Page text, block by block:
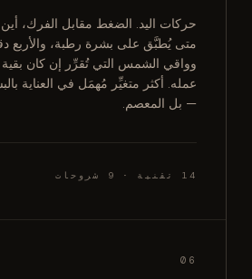
حركات اليد. الضغط مقابل الفرك، أين
متى يُطبَّق على بشرة رطبة، والأربع
وواقي الشمس التي تُقرِّر إن كان
عمله. أكثر متغيِّر مُهمَل في العناية
— بل المعصم.
14 تقنية · 9 شروحات
06